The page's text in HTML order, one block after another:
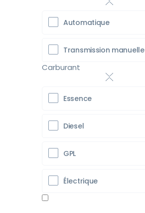
Automatique
Transmission manuelle
Carburant
Essence
Diesel
GPL
Électrique